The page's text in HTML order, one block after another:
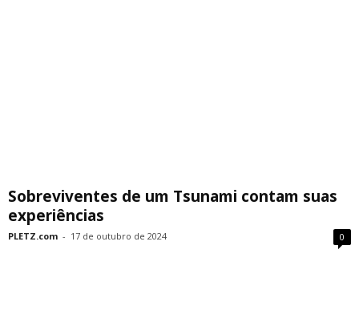
Sobreviventes de um Tsunami contam suas
experiências
PLETZ.com - 17 de outubro de 2024 0